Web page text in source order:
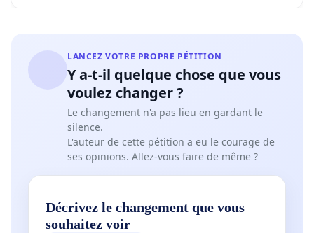
LANCEZ VOTRE PROPRE PÉTITION
Y a-t-il quelque chose que vous
voulez changer ?
Le changement n'a pas lieu en gardant le
silence.
L'auteur de cette pétition a eu le courage de
ses opinions. Allez-vous faire de même ?
Décrivez le changement que vous
souhaitez voir